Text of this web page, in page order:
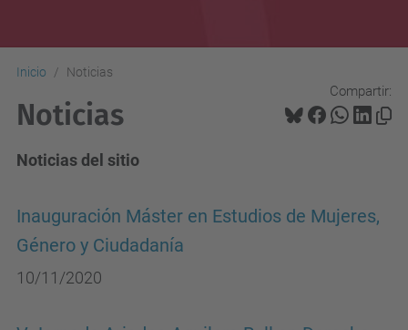
Inicio Noticias
Compartir:
Noticias
Noticias del sitio
Inauguración Máster en Estudios de Mujeres,
Género y Ciudadanía
10/11/2020